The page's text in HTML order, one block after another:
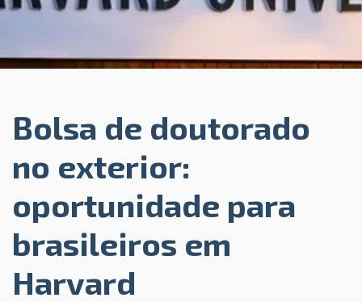
Bolsa de doutorado
no exterior:
oportunidade para
brasileiros em
Harvard